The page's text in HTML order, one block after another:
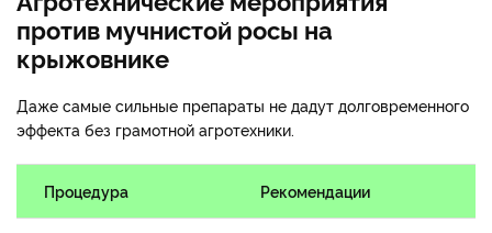
против мучнистой росы на
крыжовнике
Даже самые сильные препараты не дадут долговременного
эффекта без грамотной агротехники.
Процедура Рекомендации